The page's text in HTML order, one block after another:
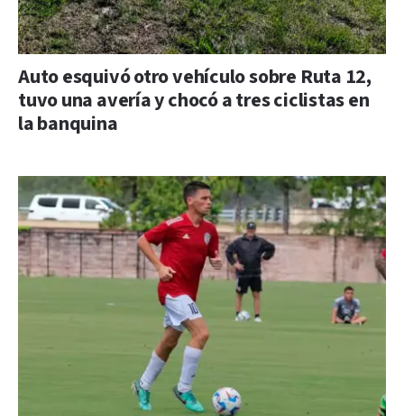
Auto esquivó otro vehículo sobre Ruta 12,
tuvo una avería y chocó a tres ciclistas en
la banquina